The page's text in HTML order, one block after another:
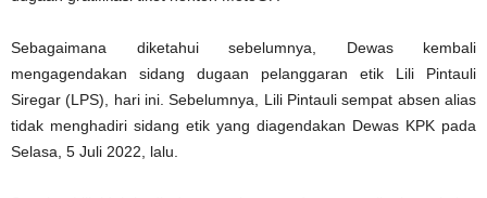
Sebagaimana diketahui sebelumnya, Dewas kembali
mengagendakan sidang dugaan pelanggaran etik Lili Pintauli
Siregar (LPS), hari ini. Sebelumnya, Lili Pintauli sempat absen alias
tidak menghadiri sidang etik yang diagendakan Dewas KPK pada
Selasa, 5 Juli 2022, lalu.